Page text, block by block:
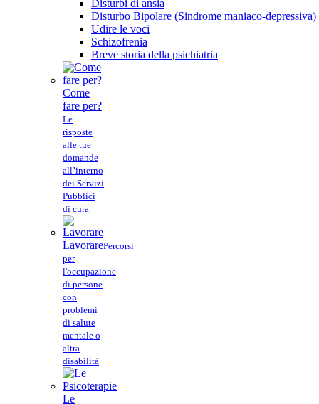
Disturbi di ansia
Disturbo Bipolare (Sindrome maniaco-depressiva)
Udire le voci
Schizofrenia
Breve storia della psichiatria
Come
fare per?
Le
risposte
alle tue
domande
all’interno
dei Servizi
Pubblici
di cura
LavorarePercorsi
per
l'occupazione
di persone
con
problemi
di salute
mentale o
altra
disabilità
Le